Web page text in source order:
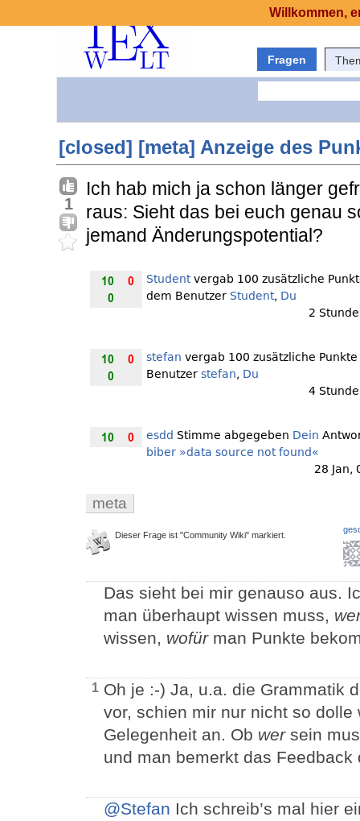
Fragen
[closed] [meta] Anzeige des
1
Ich hab mich ja schon länger
raus: Sieht das bei euch genau
jemand Änderungspotential?
meta
Dieser Frage ist "Community Wiki" markiert.
Das sieht bei mir genauso aus.
man überhaupt wissen muss,
wissen, wofürman Punkte
1 Oh je :-) Ja, u.a. die Grammatik
vor, schien mir nur nicht so
Gelegenheit an. Ob wersein
und man bemerkt das
@Stefan Ich schreib’s mal hier
Willkommen,